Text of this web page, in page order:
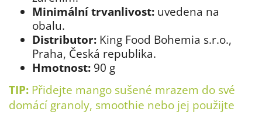
Minimální trvanlivost: uvedena na
obalu.
Distributor: King Food Bohemia s.r.o.,
Praha, Česká republika.
Hmotnost: 90 g
TIP: Přidejte mango sušené mrazem do své
domácí granoly, smoothie nebo jej použijte